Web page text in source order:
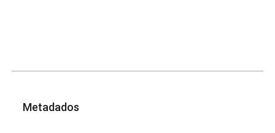
Metadados